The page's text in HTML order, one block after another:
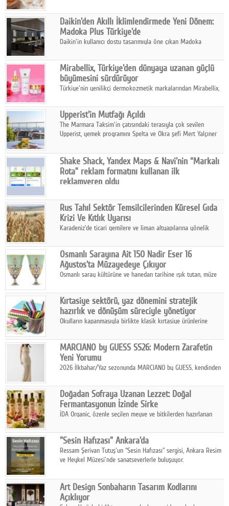
ıhlamur gibi içeceklerde tercih ettiğini ortaya koyuyor.
Daikin'den Akıllı İklimlendirmede Yeni Dönem:
Madoka Plus Türkiye'de
Daikin'in kullanıcı dostu tasarımıyla öne çıkan Madoka
kontrol ünitesi Madoka Plus Türkiye'de satışa sunuldu.
Mirabellix, Türkiye'den dünyaya uzanan güçlü
büyümesini sürdürüyor
Türkiye'nin yenilikçi dermokozmetik markalarından Mirabellix,
ürünleriyle hem yurt içinde hem de uluslararası pazarlarda
büyümesini sürdürüyor.
Upperist'in Mutfağı Açıldı
The Marmara Taksim'in çatısındaki terasıyla çok sevilen
Upperist, yemek programını Spelta ve Okra şefi Mert Yalçıner
Shake Shack, Yandex Maps & Navi'nin “Markalı
Rota” reklam formatını kullanan ilk
reklamveren oldu
artırmak amacıyla Cereyan Medya ve Yandex Ads iş birliğiyle
Yandex Maps & Navi'nin yeni "Markalı Rota" reklam formatını
kullanan ilk marka oldu.
Rus Tahıl Sektör Temsilcilerinden Küresel Gıda
Krizi Ve Kıtlık Uyarısı
Karadeniz'de ticari gemilere ve liman altyapılarına yönelik
geçirdi.
Osmanlı Sarayına Ait 150 Nadir Eser 16
Ağustos'ta Müzayedeye Çıkıyor
Osmanlı saray kültürüne ve hanedan tarihine ışık tutan, müze
Ağustos'ta Arthill Müzecilik'in düzenleyeceği özel müzayedede
koleksiyonerlerle buluşuyor
Kırtasiye sektörü, yaz dönemini stratejik
hazırlık ve dönüşüm süreciyle yönetiyor
Okulların kapanmasıyla birlikte klasik kırtasiye ürünlerine
sanat ve eğitici aktivite ürünleriyle dinamik bir biçimde
geçiriyor.
MARCIANO by GUESS SS26: Modern Zarafetin
Yeni Yorumu
2026 İlkbahar/Yaz sezonunda MARCIANO by GUESS, kendinden
Doğadan Sofraya Uzanan Lezzet: Doğal
Fermantasyonun İzinde Sirke
İDA Organic, özenle seçilen meyve ve bitkilerden hazırlanan
sofralarına taşıyor.
"Sesin Hafızası" Ankara'da
Ressam Şerivan Tutuş'un “Sesin Hafızası” sergisi, Ankara Resim
ve Heykel Müzesi'nde sanatseverlerle buluşuyor.
Art Design Sonbaharın Tasarım Kodlarını
Açıklıyor